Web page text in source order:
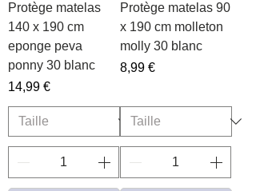
Protège matelas
140 x 190 cm
eponge peva
ponny 30 blanc
Prix
14,99 €
Protège matelas 90
x 190 cm molleton
molly 30 blanc
Prix
8,99 €